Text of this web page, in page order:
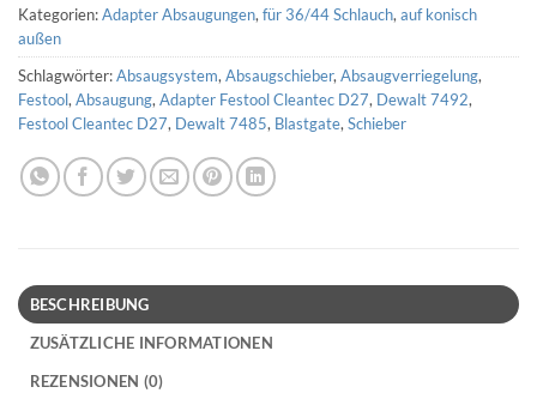
Kategorien:Adapter Absaugungen,für 36/44 Schlauch,auf konisch
außen
Schlagwörter:Absaugsystem,Absaugschieber,Absaugverriegelung,
Festool,Absaugung,Adapter Festool Cleantec D27, Dewalt 7492,
Festool Cleantec D27, Dewalt 7485, Blastgate,Schieber
BESCHREIBUNG
ZUSÄTZLICHE INFORMATIONEN
REZENSIONEN (0)